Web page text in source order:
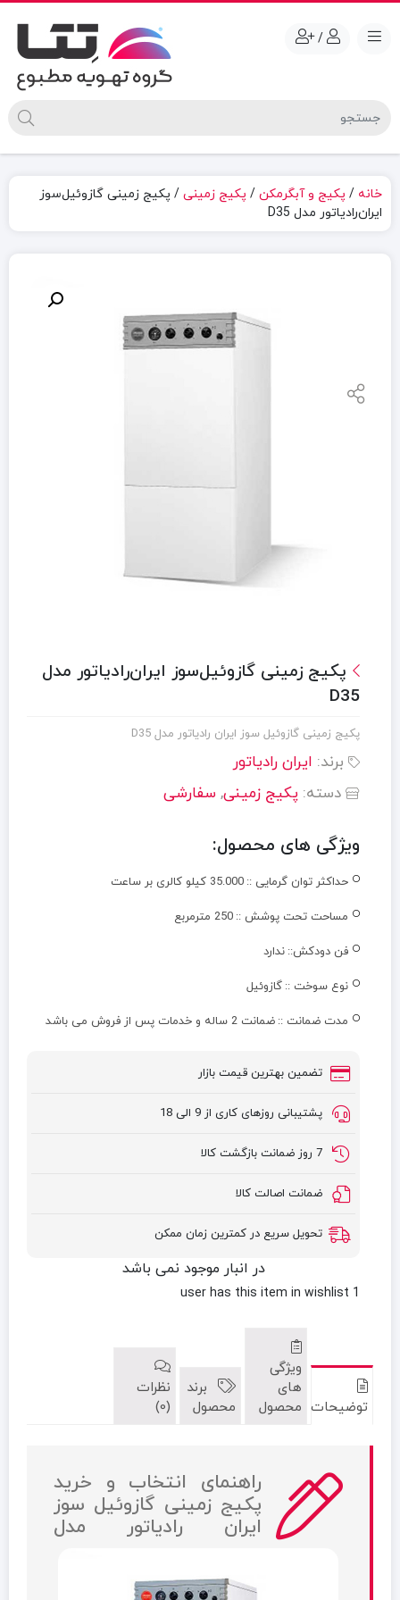
/
خانه / پکیج و آبگرمکن / پکیج زمینی / پکيج زمینی گازوئیل‌سوز
ایران‌رادیاتور مدل D35
پکيج زمینی گازوئیل‌سوز ایران‌رادیاتور مدل
D35
پکيج زمینی گازوئیل سوز ایران رادیاتور مدل D35
برند: ایران رادیاتور
دسته: پکیج زمینی, سفارشی
ویژگی های محصول:
حداکثر توان گرمایی :: 35.000 کیلو کالری بر ساعت
مساحت تحت پوشش :: 250 مترمربع
فن دودکش:: ندارد
نوع سوخت :: گازوئیل
مدت ضمانت :: ضمانت 2 ساله و خدمات پس از فروش می باشد
تضمین بهترین قیمت بازار
پشتیبانی روزهای کاری از 9 الی 18
7 روز ضمانت بازگشت کالا
ضمانت اصالت کالا
تحویل سریع در کمترین زمان ممکن
در انبار موجود نمی باشد
1 user
has this item in wishlist
توضیحات
ویژگی
های
محصول
برند
محصول
نظرات
(0)
راهنمای انتخاب و خرید
پکيج زمینی گازوئیل سوز
ایران رادیاتور مدل